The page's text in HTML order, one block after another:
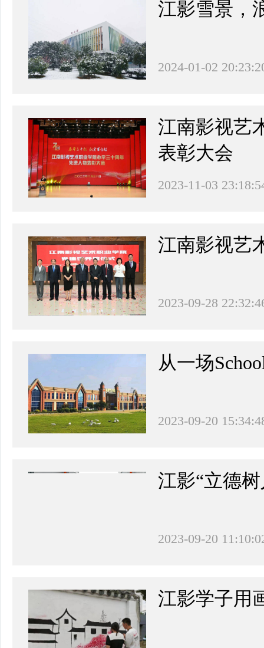
江影雪景，
2024-01-02
江南影视艺
表彰大会
2023-11-03
江南影视艺
2023-09-28
从一场
2023-09-20
江影“立德
2023-09-20
江影学子用